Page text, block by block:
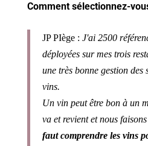
Comment sélectionnez-
JP PIège : J'ai 2500
déployées sur mes trois
une très bonne gestion des
vins.
Un vin peut être bon à un
va et revient et nous
faut comprendre les vins